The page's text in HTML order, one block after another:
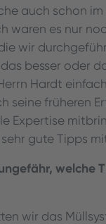
auch schon
waren es nur
wir
besser oder
Hardt
seine früheren
Expertise
gute Tipps
welche
wir das